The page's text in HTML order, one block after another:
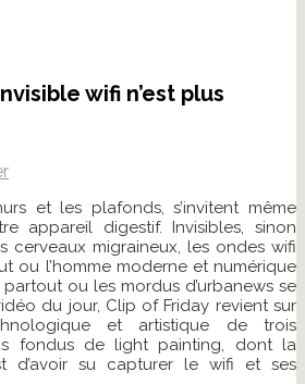
wifi n’est plus
et les plafonds, s’invitent même
appareil digestif. Invisibles, sinon
cerveaux migraineux, les ondes wifi
ou l’homme moderne et numérique
partout ou les mordus d’urbanews se
du jour, Clip of Friday revient sur
et artistique de trois
fondus de light painting, dont la
d’avoir su capturer le wifi et ses